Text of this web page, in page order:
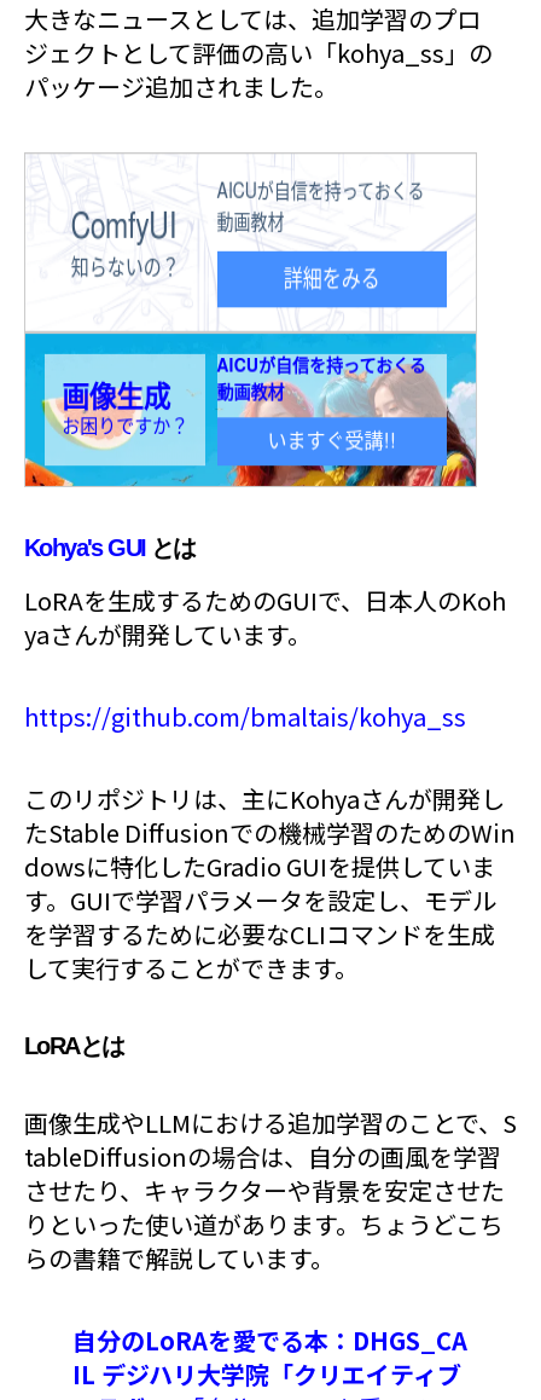
大きなニュースとしては、追加学習のプロ
ジェクトとして評価の高い「kohya_ss」の
パッケージ追加されました。
Kohya's GUIとは
LoRAを生成するためのGUIで、日本人のKoh
yaさんが開発しています。
https://github.com/bmaltais/kohya_ss
このリポジトリは、主にKohyaさんが開発し
たStable Diffusionでの機械学習のためのWin
dowsに特化したGradio GUIを提供していま
す。GUIで学習パラメータを設定し、モデル
を学習するために必要なCLIコマンドを生成
して実行することができます。
LoRAとは
画像生成やLLMにおける追加学習のことで、S
tableDiffusionの場合は、自分の画風を学習
させたり、キャラクターや背景を安定させた
りといった使い道があります。ちょうどこち
らの書籍で解説しています。
自分のLoRAを愛でる本：DHGS_CA
IL デジハリ大学院「クリエイティブ